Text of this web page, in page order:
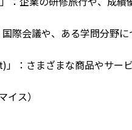
国際会議や、ある学問分野
」：さまざまな商品やサ
イス）